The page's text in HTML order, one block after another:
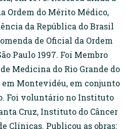
Ordem do Mérito Médico,
da República do Brasil
de Oficial da Ordem
Paulo 1997. Foi Membro
Medicina do Rio Grande do
em Montevidéu, em conjunto
Foi voluntário no Instituto
Cruz, Instituto do Câncer
Clínicas. Publicou as obras: